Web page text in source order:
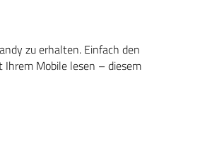
zu erhalten. Einfach den
Mobile lesen – diesem